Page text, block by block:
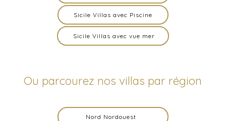
Sicile Villas avec Piscine
Sicile Villas avec vue mer
Ou parcourez nos villas par région
Nord Nordouest